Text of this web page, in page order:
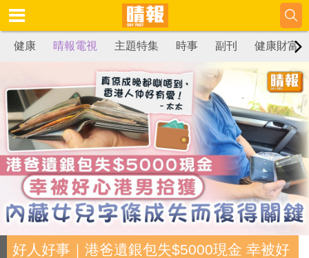
健康 晴報電視 主題特集 時事 副刊 健康財富
好人好事｜港爸遺銀包失$5000現金 幸被好